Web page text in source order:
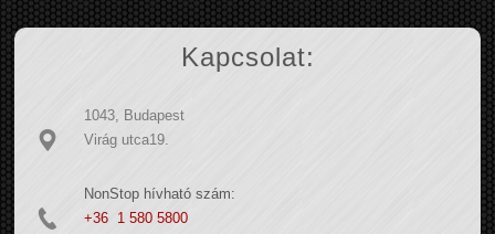
Kapcsolat:
1043, Budapest
Virág utca19.
NonStop hívható szám:
+36 1 580 5800